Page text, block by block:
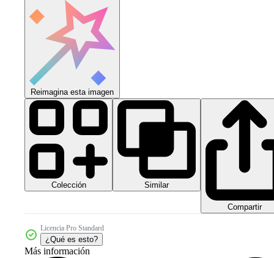
Reimagina esta imagen
Colección Similar
Compartir
Licencia Pro Standard
¿Qué es esto?
Más información